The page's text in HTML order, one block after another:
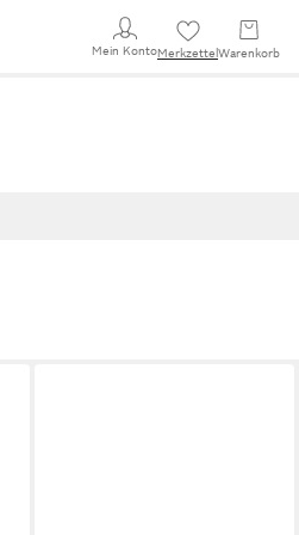
Mein KontoMerkzettel Warenkorb